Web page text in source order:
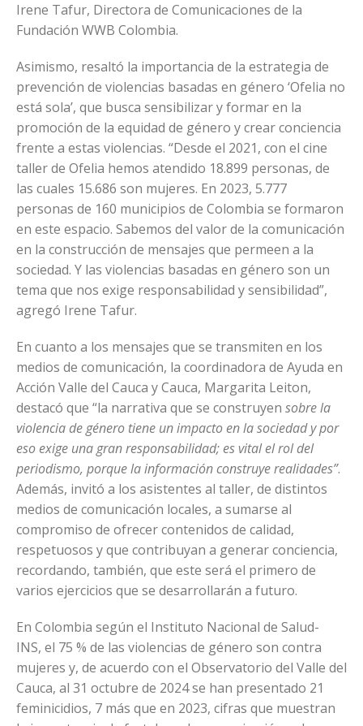
Irene Tafur, Directora de Comunicaciones de la
Fundación WWB Colombia.
Asimismo, resaltó la importancia de la estrategia de
prevención de violencias basadas en género ‘Ofelia no
está sola’, que busca sensibilizar y formar en la
promoción de la equidad de género y crear conciencia
frente a estas violencias. “Desde el 2021, con el cine
taller de Ofelia hemos atendido 18.899 personas, de
las cuales 15.686 son mujeres. En 2023, 5.777
personas de 160 municipios de Colombia se formaron
en este espacio. Sabemos del valor de la comunicación
en la construcción de mensajes que permeen a la
sociedad. Y las violencias basadas en género son un
tema que nos exige responsabilidad y sensibilidad”,
agregó Irene Tafur.
En cuanto a los mensajes que se transmiten en los
medios de comunicación, la coordinadora de Ayuda en
Acción Valle del Cauca y Cauca, Margarita Leiton,
destacó que “la narrativa que se construyen sobre la
violencia de género tiene un impacto en la sociedad y por
eso exige una gran responsabilidad; es vital el rol del
periodismo, porque la información construye realidades”.
Además, invitó a los asistentes al taller, de distintos
medios de comunicación locales, a sumarse al
compromiso de ofrecer contenidos de calidad,
respetuosos y que contribuyan a generar conciencia,
recordando, también, que este será el primero de
varios ejercicios que se desarrollarán a futuro.
En Colombia según el Instituto Nacional de Salud-
INS, el 75 % de las violencias de género son contra
mujeres y, de acuerdo con el Observatorio del Valle del
Cauca, al 31 octubre de 2024 se han presentado 21
feminicidios, 7 más que en 2023, cifras que muestran